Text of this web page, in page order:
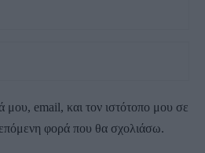
email, και τον ιστότοπο μου σε
φορά που θα σχολιάσω.